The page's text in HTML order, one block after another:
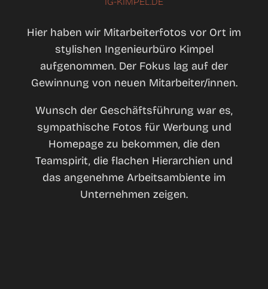
Hier haben wir Mitarbeiterfotos vor Ort im
stylishen Ingenieurbüro Kimpel
aufgenommen. Der Fokus lag auf der
Gewinnung von neuen Mitarbeiter/innen.
Wunsch der Geschäftsführung war es,
sympathische Fotos für Werbung und
Homepage zu bekommen, die den
Teamspirit, die flachen Hierarchien und
das angenehme Arbeitsambiente im
Unternehmen zeigen.